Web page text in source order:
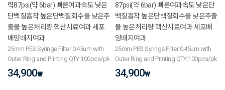
력87psi(약 6bar) 빠른여과속도 낮은
단백질흡착 높은단백질회수율 낮은추
출물 높은처리량 핵산시료여과 세포
배양배지여과
25mm PES Syringe Filter 0.45um with
Outer Ring and Printing QTY:100pcs/pk
34,900₩
87psi(약 6bar) 빠른여과속도 낮은단
백질흡착 높은단백질회수율 낮은추출
물 높은처리량 핵산시료여과 세포배
양배지여과
25mm PES Syringe Filter 0.45um with
Outer Ring and Printing QTY:100pcs/pk
34,900₩